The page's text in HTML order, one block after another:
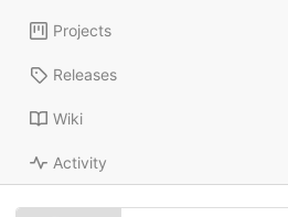
Projects
Releases
Wiki
Activity